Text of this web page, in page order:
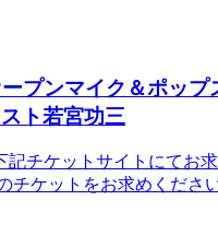
ープンマイク＆ポップ
ト若宮功三
記チケットサイトにてお
チケットをお求めくださ